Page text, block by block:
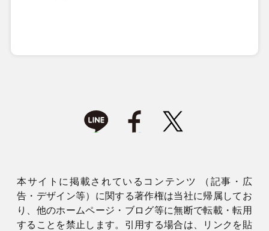
本サイトに掲載されているコンテンツ （記事・広
告・デザイン等）に関する著作権は当社に帰属してお
り、他のホームページ・ブログ等に無断で転載・転用
することを禁止します。引用する場合は、リンクを貼